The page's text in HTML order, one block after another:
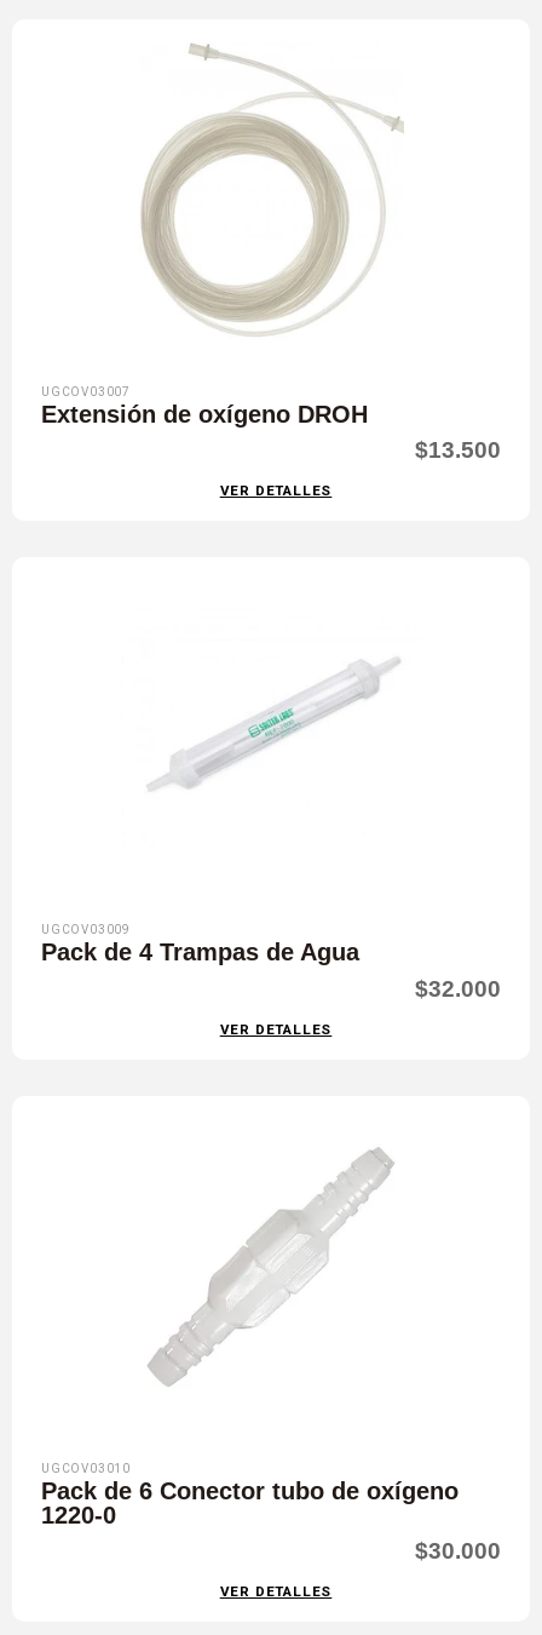
UGCOV03007
Extensión de oxígeno DROH
$13.500
VER DETALLES
UGCOV03009
Pack de 4 Trampas de Agua
$32.000
VER DETALLES
UGCOV03010
Pack de 6 Conector tubo de oxígeno
1220-0
$30.000
VER DETALLES